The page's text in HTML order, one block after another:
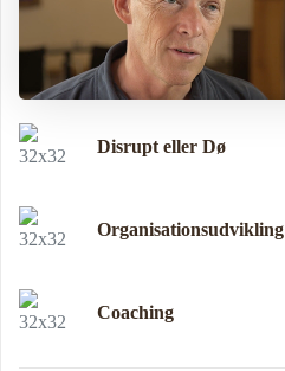
Disrupt eller Dø
Organisationsudvikling
Coaching